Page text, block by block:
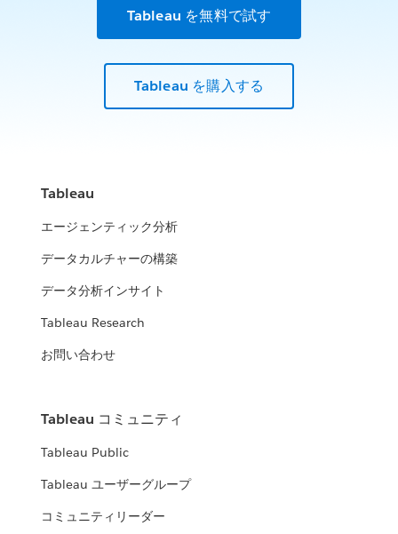
Tableau を無料で試す
Tableau を購入する
Tableau
エージェンティック分析
データカルチャーの構築
データ分析インサイト
Tableau Research
お問い合わせ
Tableau コミュニティ
Tableau Public
Tableau ユーザーグループ
コミュニティリーダー